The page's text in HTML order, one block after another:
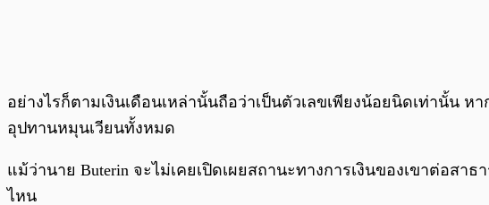
อย่างไรก็ตามเงินเดือนเหล่านั้นถือว่าเป็นตัวเลขเพียงน้อยนิดเท่านั้น ห
อุปทานหมุนเวียนทั้งหมด
แม้ว่านาย Buterin จะไม่เคยเปิดเผยสถานะทางการเงินของเขาต่อส
ไหน